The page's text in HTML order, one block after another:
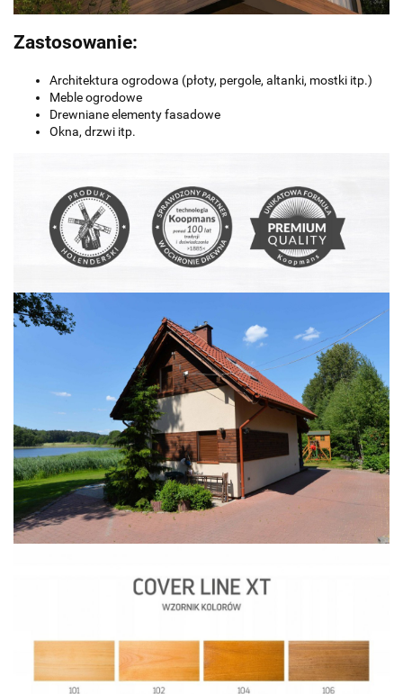
Zastosowanie:
Architektura ogrodowa (płoty, pergole, altanki, mostki itp.)
Meble ogrodowe
Drewniane elementy fasadowe
Okna, drzwi itp.